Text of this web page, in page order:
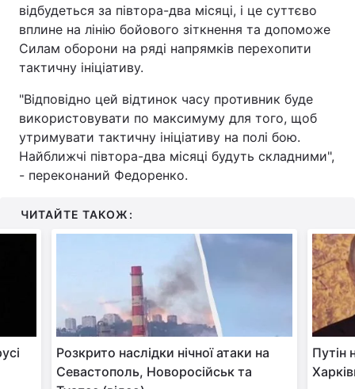
відбудеться за півтора-два місяці, і це суттєво
вплине на лінію бойового зіткнення та допоможе
Силам оборони на ряді напрямків перехопити
тактичну ініціативу.
"Відповідно цей відтинок часу противник буде
використовувати по максимуму для того, щоб
утримувати тактичну ініціативу на полі бою.
Найближчі півтора-два місяці будуть складними",
- переконаний Федоренко.
ЧИТАЙТЕ ТАКОЖ:
Розкрито наслідки нічної атаки на
Севастополь, Новоросійськ та
Путін